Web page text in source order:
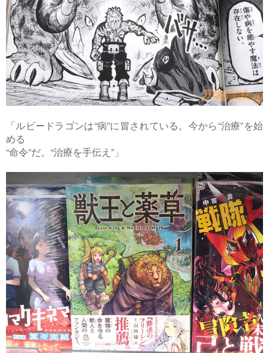
「ルビードラゴンは“病”に冒されている。今から“治療”を始
める
“命令”だ。“治療を手伝え”」